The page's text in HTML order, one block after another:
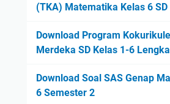
(TKA) Matematika Kelas 6 SD
Download Program
Merdeka SD Kelas 1-6
Download Soal SAS Genap
6 Semester 2